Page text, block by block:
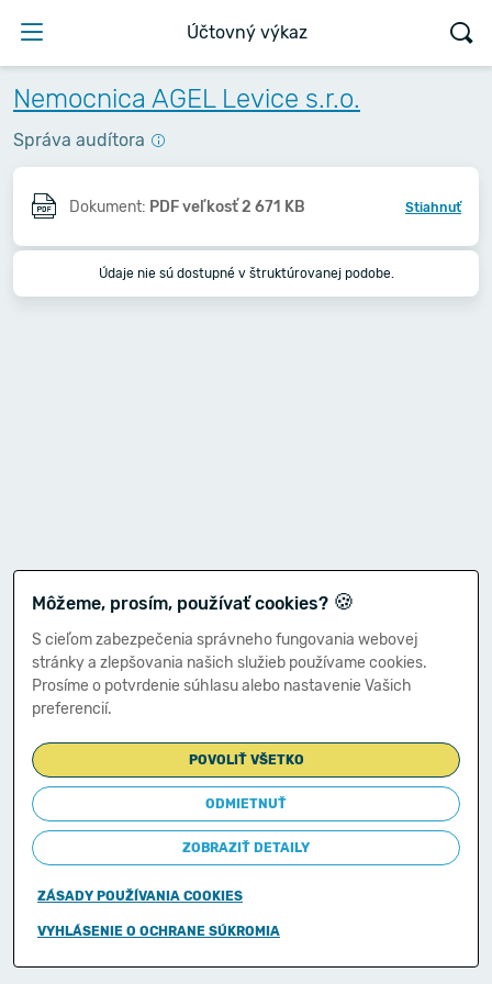
Účtovný výkaz
Nemocnica AGEL Levice s.r.o.
Správa audítora
Dokument: PDF veľkosť 2 671 KB Stiahnuť
Údaje nie sú dostupné v štruktúrovanej podobe.
Môžeme, prosím, používať cookies? 🍪
S cieľom zabezpečenia správneho fungovania webovej
stránky a zlepšovania našich služieb používame cookies.
Prosíme o potvrdenie súhlasu alebo nastavenie Vašich
preferencií.
POVOLIŤ VŠETKO
ODMIETNUŤ
ZOBRAZIŤ DETAILY
ZÁSADY POUŽÍVANIA COOKIES
VYHLÁSENIE O OCHRANE SÚKROMIA
Copyright © 2011-2026